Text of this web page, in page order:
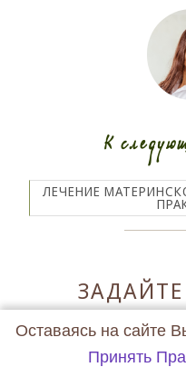
К
ЛЕЧЕНИЕ
Оставаясь на сайте
Принять